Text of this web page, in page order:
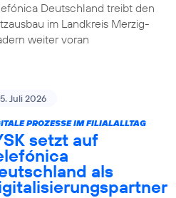
Deutschland treibt den
im Landkreis Merzig-
weiter voran
Juli 2026
PROZESSE IM FILIALALLTAG
setzt auf
als